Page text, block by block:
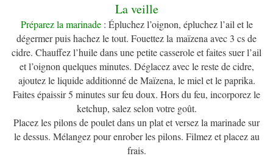
La veille
Préparez la marinade: Épluchez l’oignon, épluchez l’ail et le
dégermer puis hachez le tout. Fouettez la maïzena avec 3 cs de
cidre. Chauffez l’huile dans une petite casserole et faites suer l’ail
et l’oignon quelques minutes. Déglacez avec le reste de cidre,
ajoutez le liquide additionné de Maïzena, le miel et le paprika.
Faites épaissir 5 minutes sur feu doux. Hors du feu, incorporez le
ketchup, salez selon votre goût.
Placez les pilons de poulet dans un plat et versez la marinade sur
le dessus. Mélangez pour enrober les pilons. Filmez et placez au
frais.